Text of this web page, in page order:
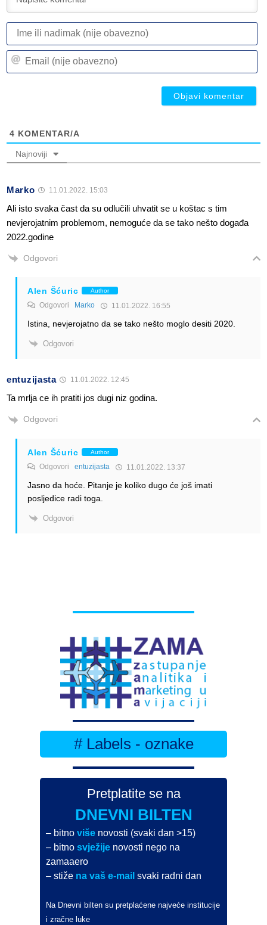
4 KOMENTAR/A
Najnoviji
Marko 11.01.2022. 15:03
Ali isto svaka čast da su odlučili uhvatit se u koštac s tim
nevjerojatnim problemom, nemoguće da se tako nešto događa
2022.godine
Odgovori
Alen Šćuric Author
Odgovori Marko 11.01.2022. 16:55
Istina, nevjerojatno da se tako nešto moglo desiti 2020.
Odgovori
entuzijasta 11.01.2022. 12:45
Ta mrlja ce ih pratiti jos dugi niz godina.
Odgovori
Alen Šćuric Author
Odgovori entuzijasta 11.01.2022. 13:37
Jasno da hoće. Pitanje je koliko dugo će još imati
posljedice radi toga.
Odgovori
# Labels - oznake
Pretplatite se na
DNEVNI BILTEN
– bitnoviše novosti (svaki dan >15)
– bitnosvježije novosti nego na
zamaaero
– stiže na vaš e-mail svaki radni dan
Na Dnevni bilten su pretplaćene najveće institucije
i zračne luke